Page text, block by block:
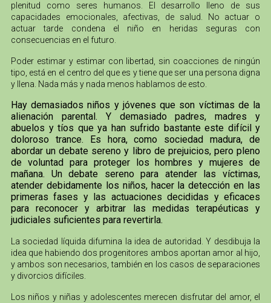
plenitud como seres humanos. El desarrollo lleno de sus
capacidades emocionales, afectivas, de salud. No actuar o
actuar tarde condena el niño en heridas seguras con
consecuencias en el futuro.
Poder estimar y estimar con libertad, sin coacciones de ningún
tipo, está en el centro del que es y tiene que ser una persona digna
y llena. Nada más y nada menos hablamos de esto.
Hay demasiados niños y jóvenes que son víctimas de la
alienación parental. Y demasiado padres, madres y
abuelos y tíos que ya han sufrido bastante este difícil y
doloroso trance. Es hora, como sociedad madura, de
abordar un debate sereno y libro de prejuicios, pero pleno
de voluntad para proteger los hombres y mujeres de
mañana. Un debate sereno para atender las víctimas,
atender debidamente los niños, hacer la detección en las
primeras fases y las actuaciones decididas y eficaces
para reconocer y arbitrar las medidas terapéuticas y
judiciales suficientes para revertirla.
La sociedad líquida difumina la idea de autoridad. Y desdibuja la
idea que habiendo dos progenitores ambos aportan amor al hijo,
y ambos son necesarios, también en los casos de separaciones
y divorcios difíciles.
Los niños y niñas y adolescentes merecen disfrutar del amor, el